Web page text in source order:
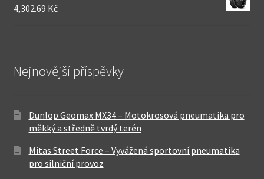
4,302.69 Kč
Nejnovější příspěvky
Dunlop Geomax MX34 – Motokrosová pneumatika pro
měkký a středně tvrdý terén
Mitas Street Force – Vyvážená sportovní pneumatika
pro silniční provoz